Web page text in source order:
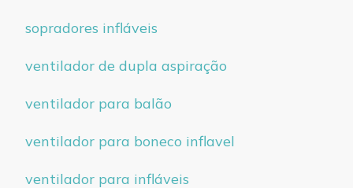
sopradores infláveis
ventilador de dupla aspiração
ventilador para balão
ventilador para boneco inflavel
ventilador para infláveis